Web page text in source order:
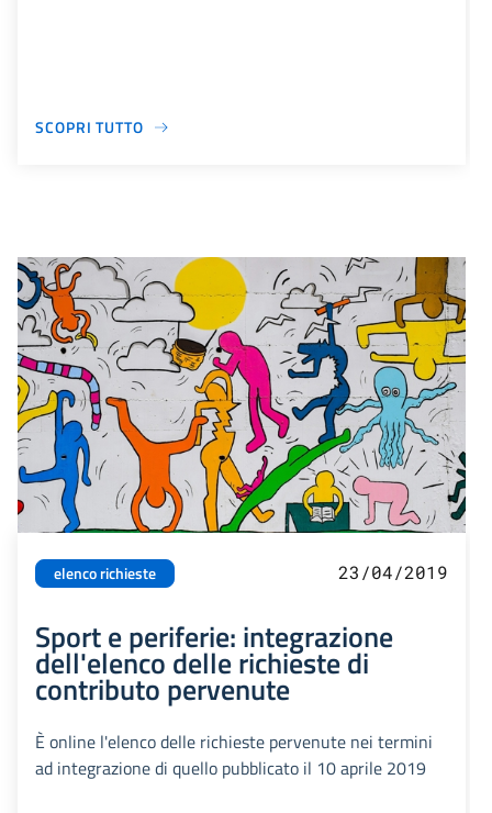
SCOPRI TUTTO
elenco richieste 23/04/2019
Sport e periferie: integrazione
dell'elenco delle richieste di
contributo pervenute
È online l'elenco delle richieste pervenute nei termini
ad integrazione di quello pubblicato il 10 aprile 2019